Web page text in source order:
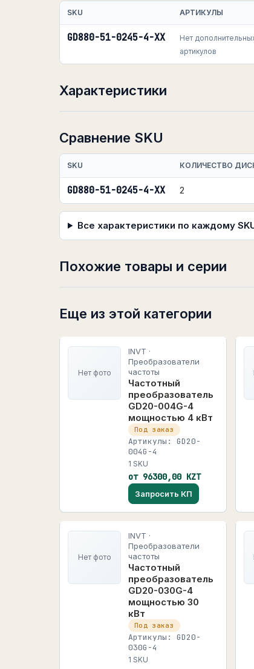
SKU АРТИКУЛЫ
GD880-51-0245-4-XX
Нет
артикулов
Характеристики
Сравнение SKU
SKU КОЛИЧЕСТВО
GD880-51-0245-4-XX 2
Все характеристики по каждому
Похожие товары и серии
Еще из этой категории
Нет фото
INVT ·
Преобразователи
частоты
Частотный
преобразователь
GD20-004G-4
мощностью 4 кВт
Под заказ
Артикулы: GD20-
004G-4
1 SKU
от 96300,00 KZT
Запросить КП
Нет фото
INVT ·
Преобразователи
частоты
Частотный
преобразователь
GD20-030G-4
мощностью 30
кВт
Под заказ
Артикулы: GD20-
030G-4
1 SKU